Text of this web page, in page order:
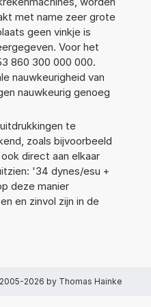
met name zeer grote
geen vinkje is
Voor het
860 300 000 000.
nauwkeurigheid van
nauwkeurig genoeg
te
zoals bijvoorbeeld
direct aan elkaar
'34 dynes/esu +
deze manier
en zinvol zijn in de
2026 by Thomas Hainke